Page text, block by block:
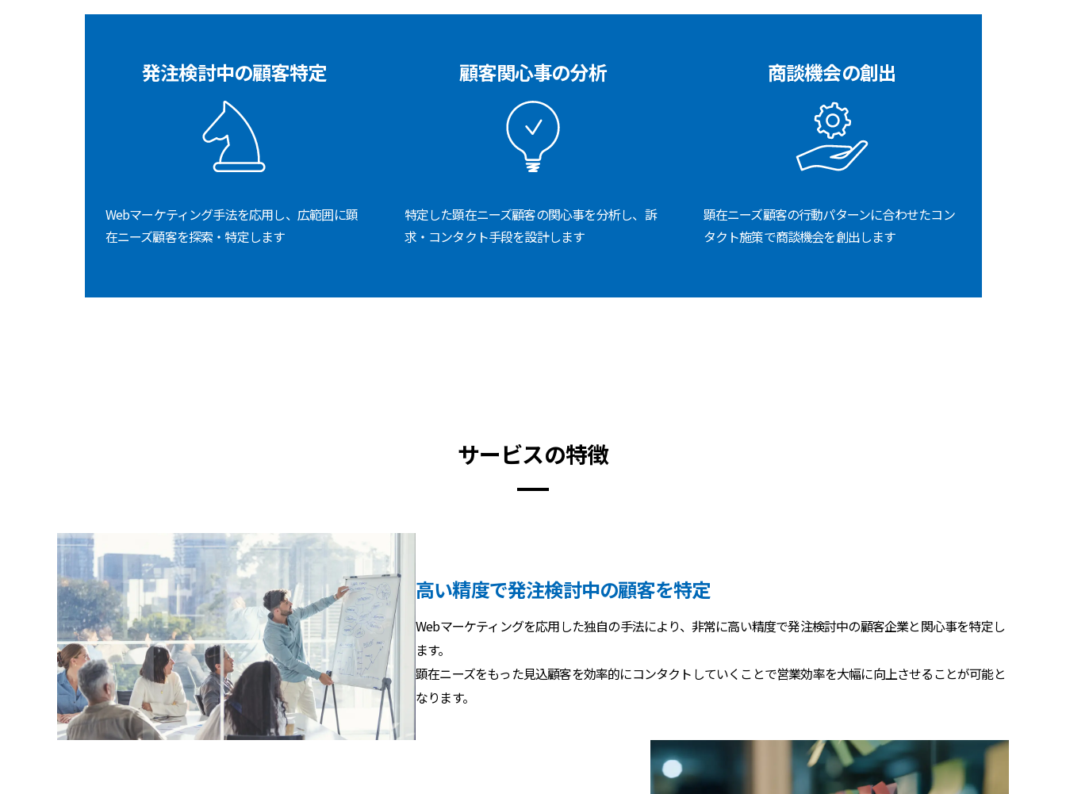
発注検討中の顧客特定
Webマーケティング手法を応用し、広範囲に顕
在ニーズ顧客を探索・特定します
顧客関心事の分析
特定した顕在ニーズ顧客の関心事を分析し、訴
求・コンタクト手段を設計します
商談機会の創出
顕在ニーズ顧客の行動パターンに合わせたコン
タクト施策で商談機会を創出します
サービスの特徴
高い精度で発注検討中の顧客を特定
Webマーケティングを応用した独自の手法により、非常に高い精度で発注検討中の顧客企業と関心事を特定し
ます。
顕在ニーズをもった見込顧客を効率的にコンタクトしていくことで営業効率を大幅に向上させることが可能と
なります。